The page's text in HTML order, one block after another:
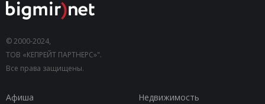
© 2000-2024,
ТОВ «КЕПРЕЙТ ПАРТНЕРС»".
Все права защищены.
Афиша
Недвижимость